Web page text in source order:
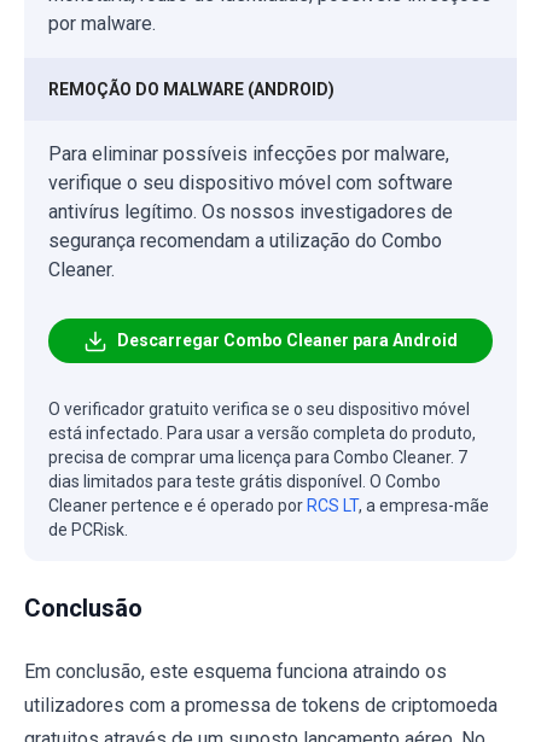
por malware.
REMOÇÃO DO MALWARE (ANDROID)
Para eliminar possíveis infecções por malware,
verifique o seu dispositivo móvel com software
antivírus legítimo. Os nossos investigadores de
segurança recomendam a utilização do Combo
Cleaner.
Descarregar Combo Cleaner para Android
O verificador gratuito verifica se o seu dispositivo móvel
está infectado. Para usar a versão completa do produto,
precisa de comprar uma licença para Combo Cleaner. 7
dias limitados para teste grátis disponível. O Combo
Cleaner pertence e é operado por RCS LT, a empresa-mãe
de PCRisk.
Conclusão
Em conclusão, este esquema funciona atraindo os
utilizadores com a promessa de tokens de criptomoeda